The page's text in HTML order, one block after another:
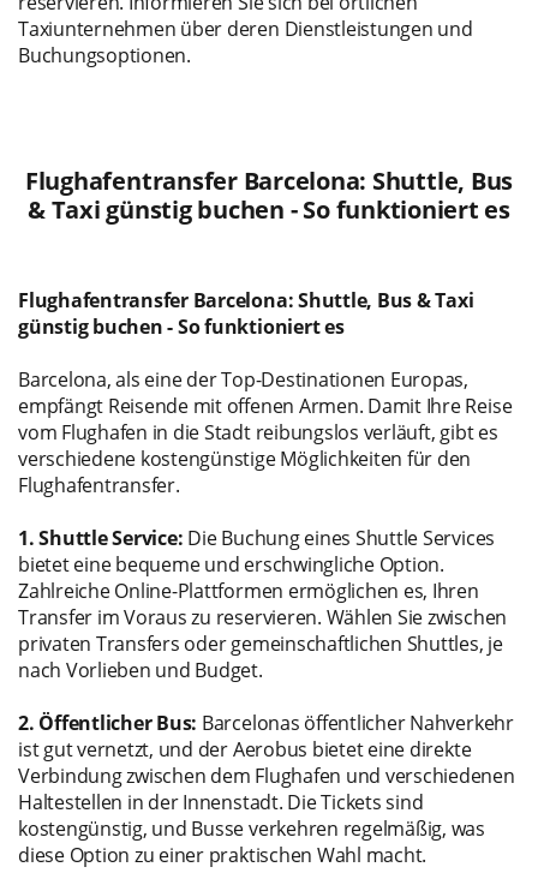
Taxiunternehmen über deren Dienstleistungen und
Buchungsoptionen.
Flughafentransfer Barcelona: Shuttle, Bus
& Taxi günstig buchen - So funktioniert es
Flughafentransfer Barcelona: Shuttle, Bus & Taxi
günstig buchen - So funktioniert es
Barcelona, als eine der Top-Destinationen Europas,
empfängt Reisende mit offenen Armen. Damit Ihre Reise
vom Flughafen in die Stadt reibungslos verläuft, gibt es
verschiedene kostengünstige Möglichkeiten für den
Flughafentransfer.
1. Shuttle Service: Die Buchung eines Shuttle Services
bietet eine bequeme und erschwingliche Option.
Zahlreiche Online-Plattformen ermöglichen es, Ihren
Transfer im Voraus zu reservieren. Wählen Sie zwischen
privaten Transfers oder gemeinschaftlichen Shuttles, je
nach Vorlieben und Budget.
2. Öffentlicher Bus: Barcelonas öffentlicher Nahverkehr
ist gut vernetzt, und der Aerobus bietet eine direkte
Verbindung zwischen dem Flughafen und verschiedenen
Haltestellen in der Innenstadt. Die Tickets sind
kostengünstig, und Busse verkehren regelmäßig, was
diese Option zu einer praktischen Wahl macht.